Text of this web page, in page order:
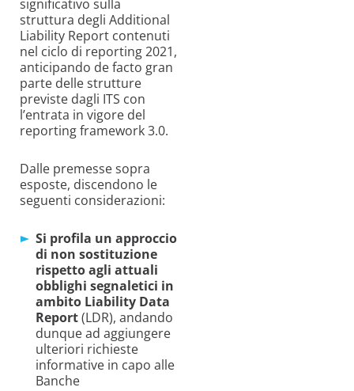
significativo sulla
struttura degli Additional
Liability Report contenuti
nel ciclo di reporting 2021,
anticipando de facto gran
parte delle strutture
previste dagli ITS con
l’entrata in vigore del
reporting framework 3.0.
Dalle premesse sopra
esposte, discendono le
seguenti considerazioni:
Si profila un approccio
di non sostituzione
rispetto agli attuali
obblighi segnaletici in
ambito Liability Data
Report(LDR), andando
dunque ad aggiungere
ulteriori richieste
informative in capo alle
Banche